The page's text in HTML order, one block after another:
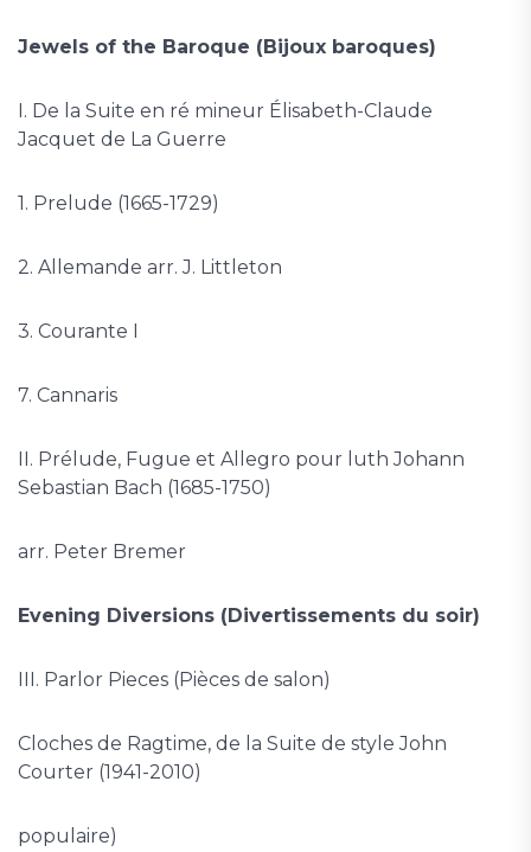
Jewels of the Baroque (Bijoux baroques)
I. De la Suite en ré mineur Élisabeth-Claude
Jacquet de La Guerre
1. Prelude (1665-1729)
2. Allemande arr. J. Littleton
3. Courante I
7. Cannaris
II. Prélude, Fugue et Allegro pour luth Johann
Sebastian Bach (1685-1750)
arr. Peter Bremer
Evening Diversions (Divertissements du soir)
III. Parlor Pieces (Pièces de salon)
Cloches de Ragtime, de la Suite de style John
Courter (1941-2010)
populaire)